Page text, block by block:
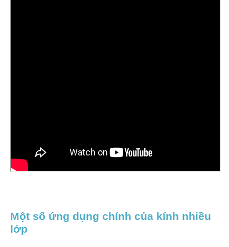
Một số ứng dụng chính của kính nhiều
lớp